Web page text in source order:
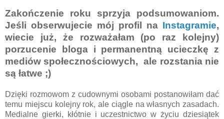
Zakończenie roku sprzyja podsumowaniom.
Jeśli obserwujecie mój profil na Instagramie,
wiecie już, że rozważałam (po raz kolejny)
porzucenie bloga i permanentną ucieczkę z
mediów społecznościowych, ale rozstania nie
są łatwe ;)
Dzięki rozmowom z cudownymi osobami postanowiłam dać
temu miejscu kolejny rok, ale ciągle na własnych zasadach.
Medialne gierki, kłótnie i uczestnictwo w życiu dziesiątek